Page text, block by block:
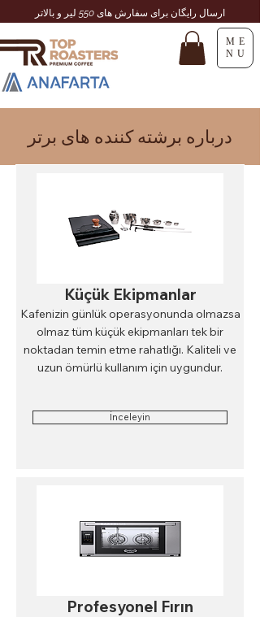
ارسال رایگان برای سفارش های 550 لیر و بالاتر
ME
NU
درباره برشته کننده های برتر
Küçük Ekipmanlar
Kafenizin günlük operasyonunda olmazsa
olmaz tüm küçük ekipmanları tek bir
noktadan temin etme rahatlığı. Kaliteli ve
uzun ömürlü kullanım için uygundur.
İnceleyin
Profesyonel Fırın